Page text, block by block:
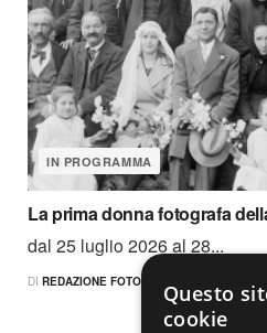
IN PROGRAMMA
La prima donna fotografa
dal 25 luglio 2026 al 28...
DI REDAZIONE FOTOCULT Questo
cookie